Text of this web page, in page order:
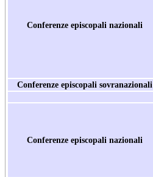
Conferenze episcopali nazionali
Conferenze episcopali sovranazionali
Conferenze episcopali nazionali